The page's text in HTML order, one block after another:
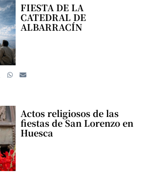
FIESTA DE LA
CATEDRAL DE
ALBARRACÍN
Actos religiosos de las
fiestas de San Lorenzo en
Huesca